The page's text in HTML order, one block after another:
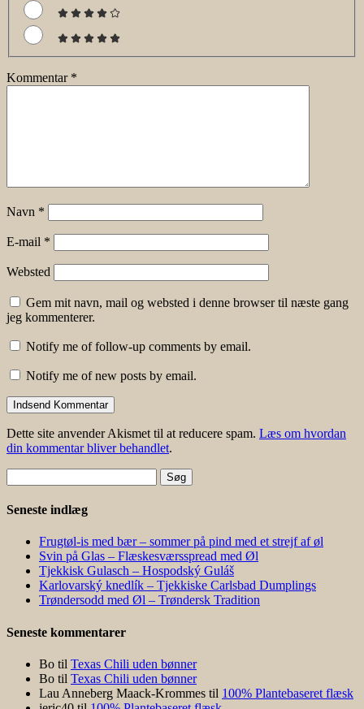
Kommentar *
Navn *
E-mail *
Websted
Gem mit navn, mail og websted i denne browser til næste gang
jeg kommenterer.
Notify me of follow-up comments by email.
Notify me of new posts by email.
Dette site anvender Akismet til at reducere spam. Læs om hvordan
din kommentar bliver behandlet.
efter:
Seneste indlæg
Frugtøl-is med bær – sommer på pind med et strejf af øl
Svin på Glas – Flæskesværsspread med Øl
Tjekkisk Gulasch – Hospodský Guláš
Karlovarský knedlík – Tjekkiske Carlsbad Dumplings
Trøndersodd med Øl – Trøndersk Tradition
Seneste kommentarer
Bo til Texas Chili uden bønner
Bo til Texas Chili uden bønner
Lau Anneberg Maack-Krommes til 100% Plantebaseret flæsk